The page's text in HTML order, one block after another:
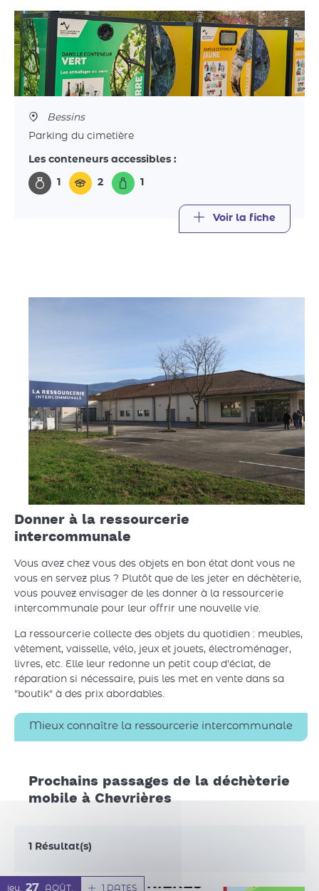
Bessins
Parking du cimetière
Les conteneurs accessibles :
1 2 1
Voir la fiche
Donner à la ressourcerie
intercommunale
Vous avez chez vous des objets en bon état dont vous ne
vous en servez plus ? Plutôt que de les jeter en déchèterie,
vous pouvez envisager de les donner à la ressourcerie
intercommunale pour leur offrir une nouvelle vie.
La ressourcerie collecte des objets du quotidien : meubles,
vêtement, vaisselle, vélo, jeux et jouets, électroménager,
livres, etc. Elle leur redonne un petit coup d'éclat, de
réparation si nécessaire, puis les met en vente dans sa
"boutik" à des prix abordables.
Mieux connaître la ressourcerie intercommunale
Prochains passages de la déchèterie
mobile à Chevrières
1 Résultat(s)
1 DATES
jeu. 27 AOÛT